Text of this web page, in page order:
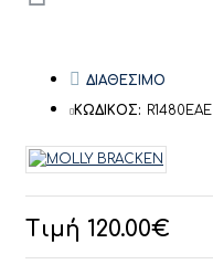
Τιμή 120.00€
ΔΙΑΘΕΣΙΜΟ
ΚΩΔΙΚΟΣ: R1480EAE